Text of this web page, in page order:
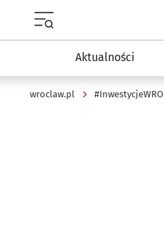
Aktualności
wroclaw.pl #InwestycjeWRO